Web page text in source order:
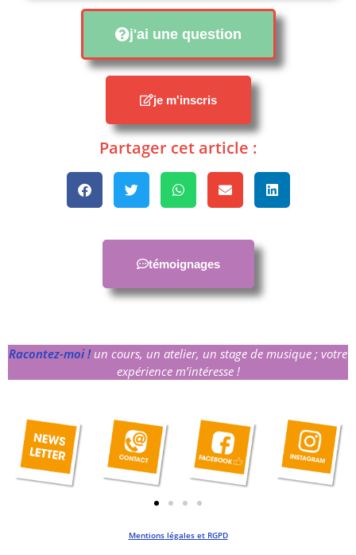
j'ai une question
je m'inscris
Partager cet article :
témoignages
Racontez-moi ! un cours, un atelier, un stage de musique ; votre
expérience m’intéresse !
Mentions légales et RGPD